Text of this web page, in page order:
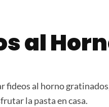
al
fideos al horno
la pasta en casa.